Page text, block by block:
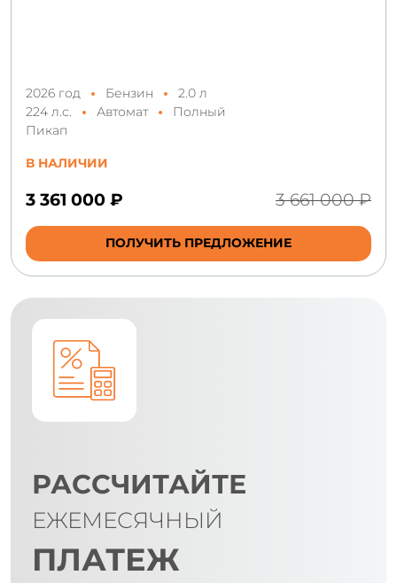
2026 год Бензин
2.0 л
224 л.с.
Автомат
Полный
Пикап
В НАЛИЧИИ
3 361 000 ₽ 3 661 000 ₽
ПОЛУЧИТЬ ПРЕДЛОЖЕНИЕ
РАССЧИТАЙТЕ
ЕЖЕМЕСЯЧНЫЙ
ПЛАТЕЖ